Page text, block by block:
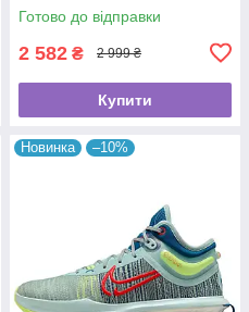
Готово до відправки
2 582 ₴ 2 999 ₴
Купити
Новинка –10%